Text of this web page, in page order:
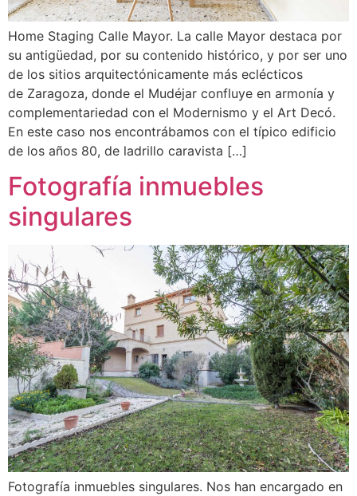
Home Staging Calle Mayor. La calle Mayor destaca por
su antigüedad, por su contenido histórico, y por ser uno
de los sitios arquitectónicamente más eclécticos
de Zaragoza, donde el Mudéjar confluye en armonía y
complementariedad con el Modernismo y el Art Decó.
En este caso nos encontrábamos con el típico edificio
de los años 80, de ladrillo caravista […]
Fotografía inmuebles
singulares
Fotografía inmuebles singulares. Nos han encargado en